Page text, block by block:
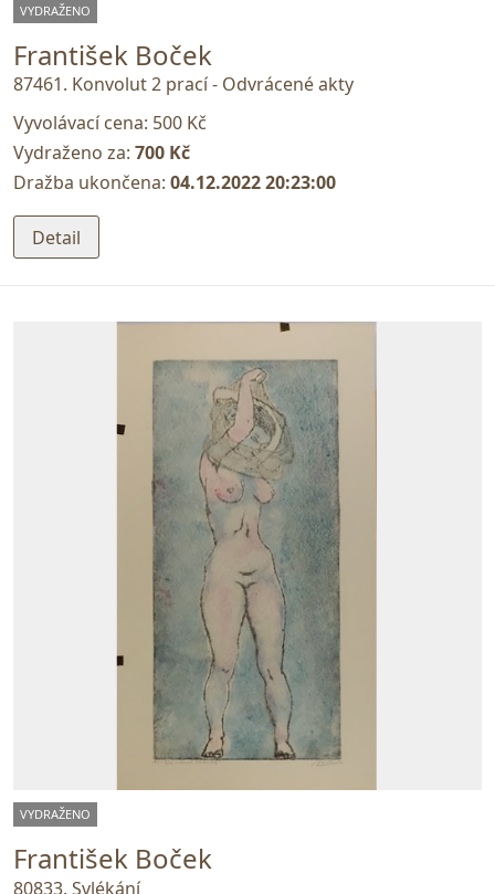
VYDRAŽENO
František Boček
87461. Konvolut 2 prací - Odvrácené akty
Vyvolávací cena: 500 Kč
Vydraženo za: 700 Kč
Dražba ukončena: 04.12.2022 20:23:00
Detail
VYDRAŽENO
František Boček
80833. Svlékání